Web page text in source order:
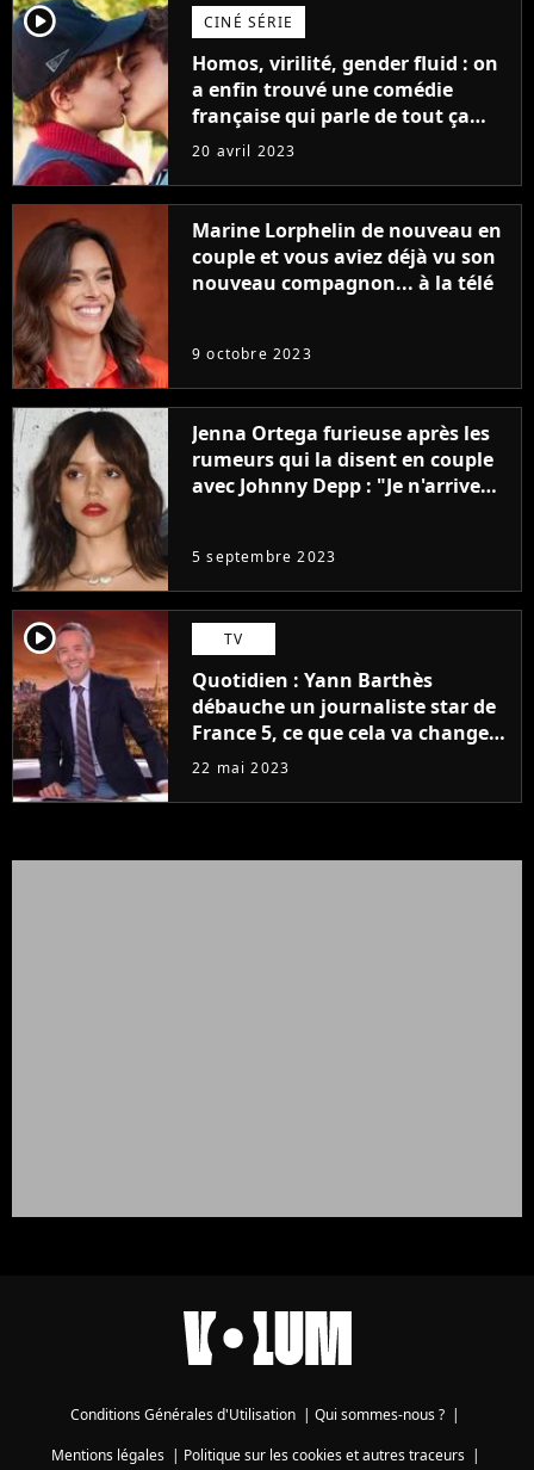
player2 CINÉ SÉRIE
Homos, virilité, gender fluid : on
a enfin trouvé une comédie
française qui parle de tout ça
sans être super ringarde
20 avril 2023
Marine Lorphelin de nouveau en
couple et vous aviez déjà vu son
nouveau compagnon... à la télé
9 octobre 2023
Jenna Ortega furieuse après les
rumeurs qui la disent en couple
avec Johnny Depp : "Je n'arrive
5 septembre 2023
player2 TV
Quotidien : Yann Barthès
débauche un journaliste star de
France 5, ce que cela va changer
à la rentrée
22 mai 2023
Conditions Générales d'Utilisation | Qui sommes-nous ? |
Mentions légales| Politique sur les cookies et autres traceurs|